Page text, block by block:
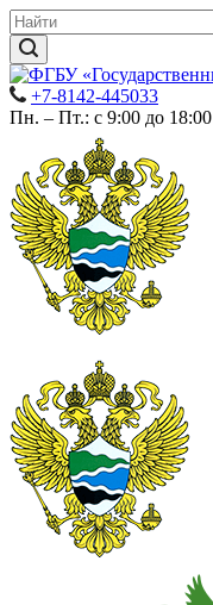
+7-8142-445033
Пн. – Пт.: с 9:00 до 18:00